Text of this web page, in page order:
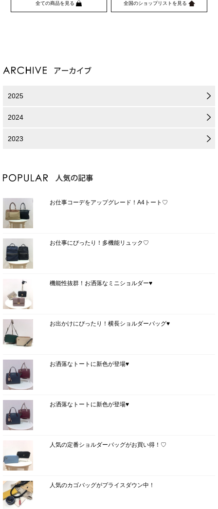
全ての商品を見る 全国のショップリストを見る
2025
2024
2023
お仕事コーデをアップグレード！A4トート♡
お仕事にぴったり！多機能リュック♡
機能性抜群！お洒落なミニショルダー♥
お出かけにぴったり！横長ショルダーバッグ♥
お洒落なトートに新色が登場♥
お洒落なトートに新色が登場♥
人気の定番ショルダーバッグがお買い得！♡
人気のカゴバッグがプライスダウン中！